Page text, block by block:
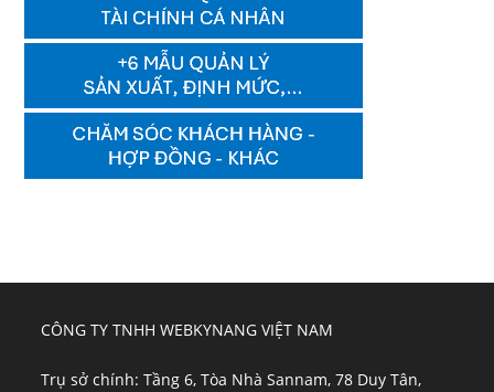
CÔNG TY TNHH WEBKYNANG VIỆT NAM
Trụ sở chính: Tầng 6, Tòa Nhà Sannam, 78 Duy Tân,